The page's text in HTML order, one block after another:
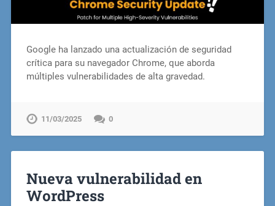
Google ha lanzado una actualización de seguridad
crítica para su navegador Chrome, que aborda
múltiples vulnerabilidades de alta gravedad.
11/03/2025 0
Nueva vulnerabilidad en
WordPress